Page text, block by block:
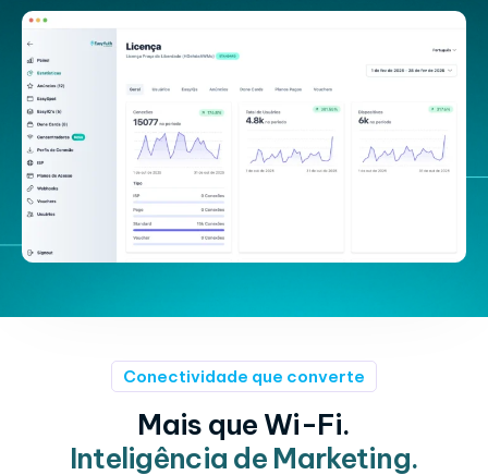
Conectividade que converte
Mais que Wi-Fi.
Inteligência de Marketing.